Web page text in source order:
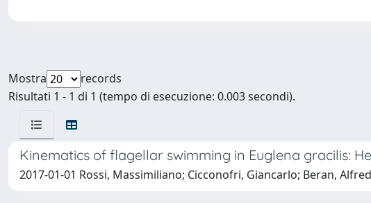
Mostra
records
Risultati 1 - 1 di 1 (tempo di esecuzione: 0.003 secondi).
Kinematics of flagellar swimming in Euglena gracilis:
2017-01-01 Rossi, Massimiliano; Cicconofri, Giancarlo; Beran,